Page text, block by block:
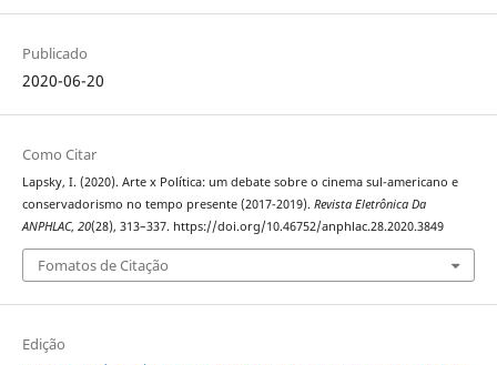
Publicado
2020-06-20
Como Citar
Lapsky, I. (2020). Arte x Política: um debate sobre o cinema sul-americano e
conservadorismo no tempo presente (2017-2019). Revista Eletrônica Da
ANPHLAC, 20(28), 313–337. https://doi.org/10.46752/anphlac.28.2020.3849
Fomatos de Citação
Edição